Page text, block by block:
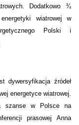
Dodatkowo ¾
wiatrowej w
Polski i
dywersyfikacja źródeł
energetyce wiatrowej.
szanse w Polsce na
prasowej Anna